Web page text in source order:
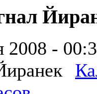
2008 -